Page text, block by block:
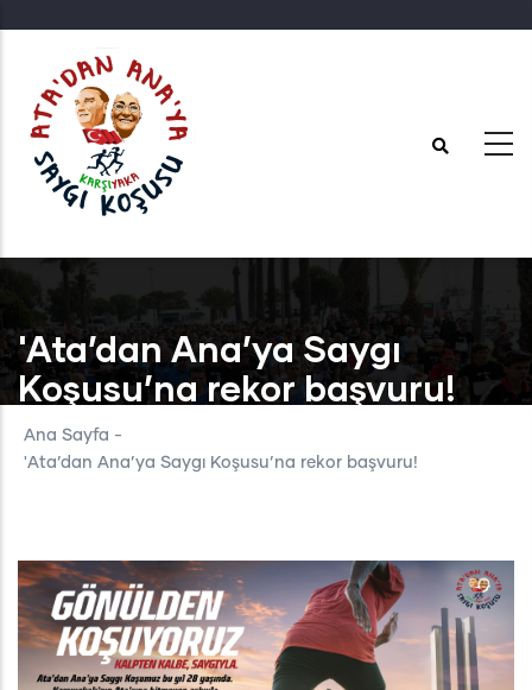
'Ata’dan Ana’ya Saygı
Koşusu’na rekor başvuru!
Ana Sayfa -
'Ata’dan Ana’ya Saygı Koşusu’na rekor başvuru!